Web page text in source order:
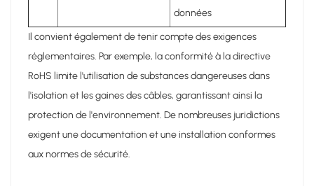
données
Il convient également de tenir compte des exigences
réglementaires. Par exemple, la conformité à la directive
RoHS limite l'utilisation de substances dangereuses dans
l'isolation et les gaines des câbles, garantissant ainsi la
protection de l'environnement. De nombreuses juridictions
exigent une documentation et une installation conformes
aux normes de sécurité.